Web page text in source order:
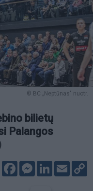
© BC „Neptūnas" nuotr.
bilietų
Palangos
FacebookMessenger
LinkedIn
Email